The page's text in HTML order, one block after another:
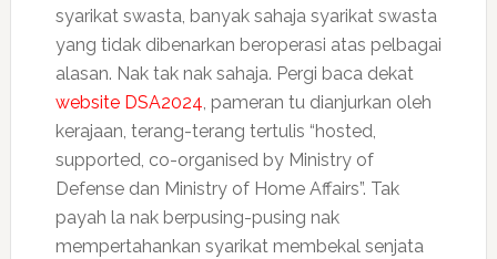
syarikat swasta, banyak sahaja syarikat swasta
yang tidak dibenarkan beroperasi atas pelbagai
alasan. Nak tak nak sahaja. Pergi baca dekat
website DSA2024, pameran tu dianjurkan oleh
kerajaan, terang-terang tertulis “hosted,
supported, co-organised by Ministry of
Defense dan Ministry of Home Affairs”. Tak
payah la nak berpusing-pusing nak
mempertahankan syarikat membekal senjata